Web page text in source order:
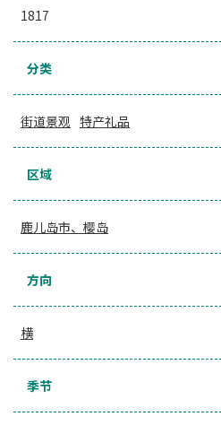
1817
分类
街道景观 特产礼品
区域
鹿儿岛市、樱岛
方向
横
季节